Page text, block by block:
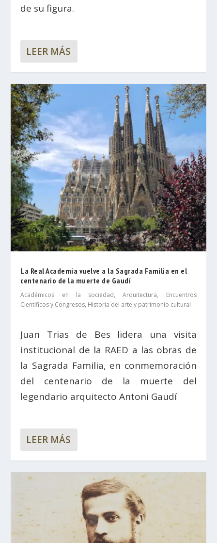
de su figura.
LEER MÁS
La Real Academia vuelve a la Sagrada Familia en el
centenario de la muerte de Gaudí
Académicos en la sociedad,Arquitectura, Encuentros
Científicos y Congresos, Historia del arte y patrimonio cultural
Juan Trias de Bes lidera una visita
institucional de la RAED a las obras de
la Sagrada Familia, en conmemoración
del centenario de la muerte del
legendario arquitecto Antoni Gaudí
LEER MÁS